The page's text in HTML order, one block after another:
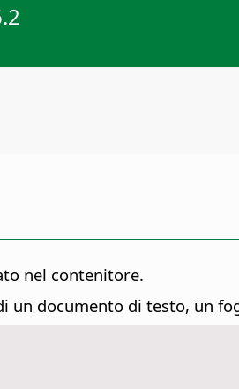
nel contenitore.
un documento di testo, un